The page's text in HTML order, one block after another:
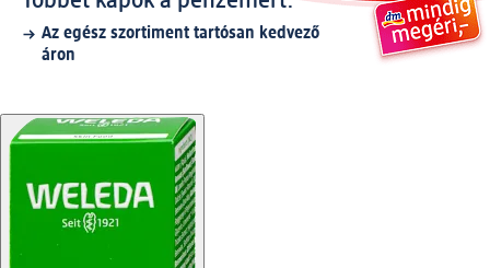
Az egész szortiment tartósan kedvező
áron